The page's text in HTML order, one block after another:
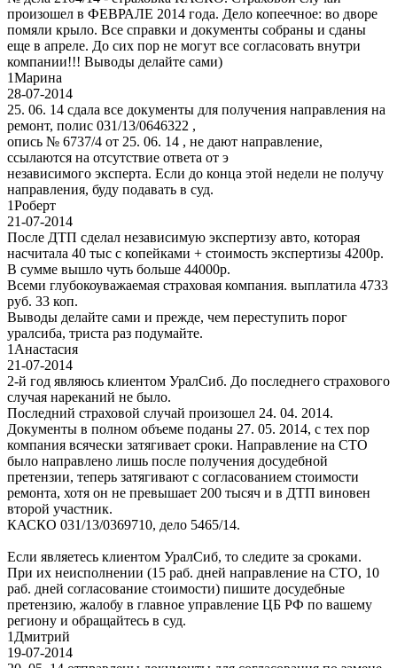
произошел в ФЕВРАЛЕ 2014 года. Дело копеечное: во дворе
помяли крыло. Все справки и документы собраны и сданы
еще в апреле. До сих пор не могут все согласовать внутри
компании!!! Выводы делайте сами)
1Марина
28-07-2014
25. 06. 14 сдала все документы для получения направления на
ремонт, полис 031/13/0646322 ,
опись № 6737/4 от 25. 06. 14 , не дают направление,
ссылаются на отсутствие ответа от э
независимого эксперта. Если до конца этой недели не получу
направления, буду подавать в суд.
1Роберт
21-07-2014
После ДТП сделал независимую экспертизу авто, которая
насчитала 40 тыс с копейками + стоимость экспертизы 4200р.
В сумме вышло чуть больше 44000р.
Всеми глубокоуважаемая страховая компания. выплатила 4733
руб. 33 коп.
Выводы делайте сами и прежде, чем переступить порог
уралсиба, триста раз подумайте.
1 Анастасия
21-07-2014
2-й год являюсь клиентом УралСиб. До последнего страхового
случая нареканий не было.
Последний страховой случай произошел 24. 04. 2014.
Документы в полном объеме поданы 27. 05. 2014, с тех пор
компания всячески затягивает сроки. Направление на СТО
было направлено лишь после получения досудебной
претензии, теперь затягивают с согласованием стоимости
ремонта, хотя он не превышает 200 тысяч и в ДТП виновен
второй участник.
КАСКО 031/13/0369710, дело 5465/14.
Если являетесь клиентом УралСиб, то следите за сроками.
При их неисполнении (15 раб. дней направление на СТО, 10
раб. дней согласование стоимости) пишите досудебные
претензию, жалобу в главное управление ЦБ РФ по вашему
региону и обращайтесь в суд.
1 Дмитрий
19-07-2014